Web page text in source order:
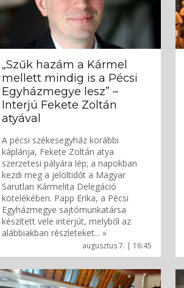
augusztus 7. | 16:45
„Szűk hazám a Kármel
mellett mindig is a Pécsi
Egyházmegye lesz” –
Interjú Fekete Zoltán
atyával
A pécsi székesegyház korábbi
káplánja, Fekete Zoltán atya
szerzetesi pályára lép; a napokban
kezdi meg a jelöltidőt a Magyar
Sarutlan Kármelita Delegáció
kötelékében. Papp Erika, a Pécsi
Egyházmegye sajtómunkatársa
készített vele interjút, melyből az
alábbiakban részleteket... »